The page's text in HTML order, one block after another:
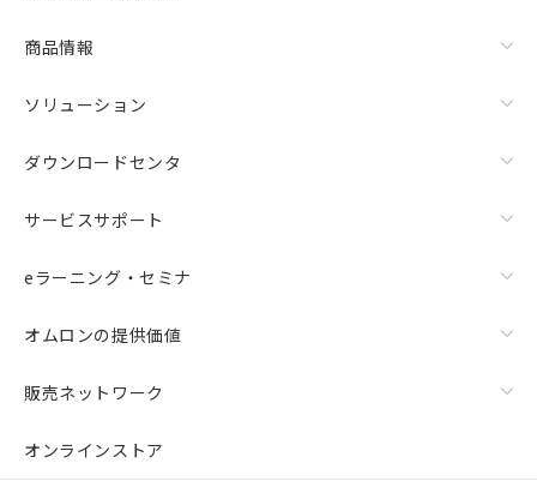
商品情報
ソリューション
ダウンロードセンタ
サービスサポート
eラーニング・セミナ
オムロンの提供価値
販売ネットワーク
オンラインストア